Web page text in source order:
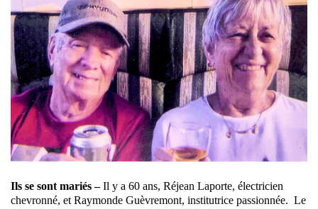
Ils se sont mariés –Il y a 60 ans, Réjean Laporte, électricien
chevronné, et Raymonde Guèvremont, institutrice passionnée. Le